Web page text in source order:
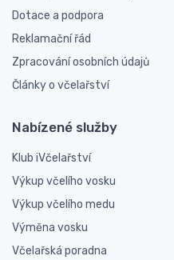
Dotace a podpora
Reklamační řád
Zpracování osobních údajů
Články o včelařství
Nabízené služby
Klub iVčelařství
Výkup včelího vosku
Výkup včelího medu
Výměna vosku
Včelařská poradna